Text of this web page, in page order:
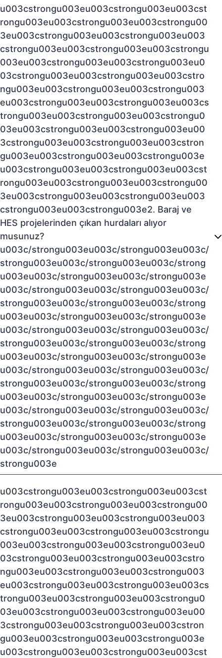
u003cstrongu003eu003cstrongu003eu003cst
rongu003eu003cstrongu003eu003cstrongu00
3eu003cstrongu003eu003cstrongu003eu003
cstrongu003eu003cstrongu003eu003cstrongu
003eu003cstrongu003eu003cstrongu003eu0
03cstrongu003eu003cstrongu003eu003cstro
ngu003eu003cstrongu003eu003cstrongu003
eu003cstrongu003eu003cstrongu003eu003cs
trongu003eu003cstrongu003eu003cstrongu0
03eu003cstrongu003eu003cstrongu003eu00
3cstrongu003eu003cstrongu003eu003cstron
gu003eu003cstrongu003eu003cstrongu003e
u003cstrongu003eu003cstrongu003eu003cst
rongu003eu003cstrongu003eu003cstrongu00
3eu003cstrongu003eu003cstrongu003eu003
cstrongu003eu003cstrongu003e2. Baraj ve
HES projelerinden çıkan hurdaları alıyor
musunuz?
u003c/strongu003eu003c/strongu003eu003c/
strongu003eu003c/strongu003eu003c/strong
u003eu003c/strongu003eu003c/strongu003e
u003c/strongu003eu003c/strongu003eu003c/
strongu003eu003c/strongu003eu003c/strong
u003eu003c/strongu003eu003c/strongu003e
u003c/strongu003eu003c/strongu003eu003c/
strongu003eu003c/strongu003eu003c/strong
u003eu003c/strongu003eu003c/strongu003e
u003c/strongu003eu003c/strongu003eu003c/
strongu003eu003c/strongu003eu003c/strong
u003eu003c/strongu003eu003c/strongu003e
u003c/strongu003eu003c/strongu003eu003c/
strongu003eu003c/strongu003eu003c/strong
u003eu003c/strongu003eu003c/strongu003e
u003c/strongu003eu003c/strongu003eu003c/
strongu003e
u003cstrongu003eu003cstrongu003eu003cst
rongu003eu003cstrongu003eu003cstrongu00
3eu003cstrongu003eu003cstrongu003eu003
cstrongu003eu003cstrongu003eu003cstrongu
003eu003cstrongu003eu003cstrongu003eu0
03cstrongu003eu003cstrongu003eu003cstro
ngu003eu003cstrongu003eu003cstrongu003
eu003cstrongu003eu003cstrongu003eu003cs
trongu003eu003cstrongu003eu003cstrongu0
03eu003cstrongu003eu003cstrongu003eu00
3cstrongu003eu003cstrongu003eu003cstron
gu003eu003cstrongu003eu003cstrongu003e
u003cstrongu003eu003cstrongu003eu003cst